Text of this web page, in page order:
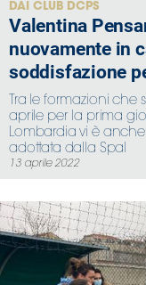
DAI CLUB DCPS
Valentina
nuovamente in
soddisfazione
Tra le formazioni
aprile per la prima
Lombardia vi è anche
adottata dalla Spal
13 aprile 2022